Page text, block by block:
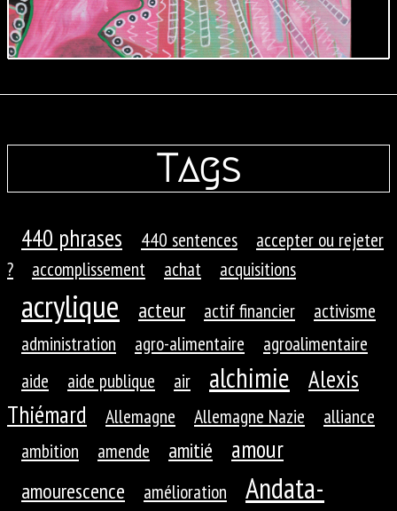
Tags
440 phrases 440 sentences
accepter ou rejeter
?
accomplissement achat acquisitions
acrylique acteur actif financier
activisme
administration
agro-alimentaire
agroalimentaire
aide
aide publique air alchimie
Alexis
Thiémard
Allemagne Allemagne Nazie
alliance
ambition
amende amitié amour
amourescence amélioration
Andata-